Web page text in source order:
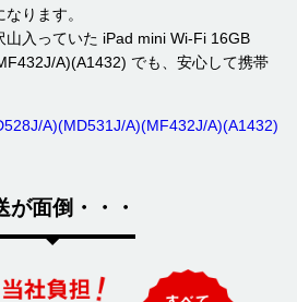
ります。
山入っていた iPad mini Wi-Fi 16GB
A)(A1432) でも、安心して携帯
A)(MD531J/A)(MF432J/A)(A1432)
が面倒・・・